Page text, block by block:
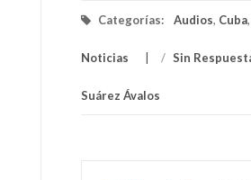
Categorías: Audios, Cuba,
Noticias / Sin
Suárez Ávalos